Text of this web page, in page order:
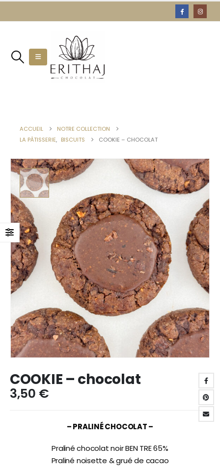
ACCUEIL
NOTRE COLLECTION
LA PÂTISSERIE, BISCUITS COOKIE – CHOCOLAT
COOKIE – chocolat
3,50 €
– PRALINÉ CHOCOLAT –
Praliné chocolat noir BEN TRE 65%
Praliné noisette & grué de cacao